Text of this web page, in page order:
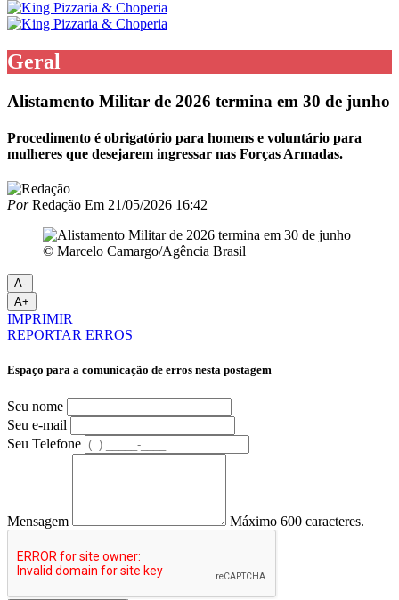
Geral
Alistamento Militar de 2026 termina em 30 de junho
Procedimento é obrigatório para homens e voluntário para
mulheres que desejarem ingressar nas Forças Armadas.
PorRedação Em 21/05/2026 16:42
© Marcelo Camargo/Agência Brasil
A-
A+
IMPRIMIR
REPORTAR ERROS
Espaço para a comunicação de erros nesta postagem
Seu nome
Seu e-mail
Seu Telefone
Mensagem Máximo 600 caracteres.